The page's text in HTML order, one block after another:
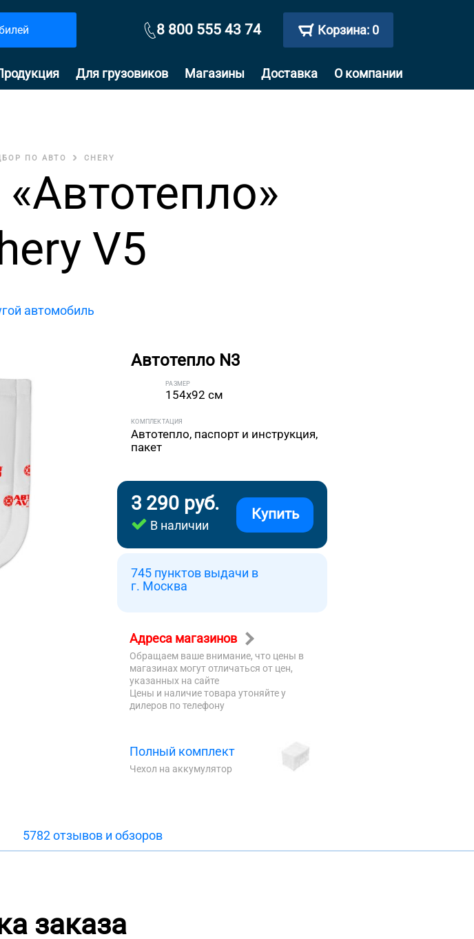
8 800 555 43 74 Корзина: 0
Для грузовиков Магазины Доставка О компании
ПО АВТО CHERY
V5
автомобиль
Автотепло N3
РАЗМЕР
154x92 см
КОМПЛЕКТАЦИЯ
Автотепло, паспорт и инструкция,
пакет
3 290 руб.
В наличии
Купить
745 пунктов выдачи в
г. Москва
Адреса магазинов
Обращаем ваше внимание, что цены в
магазинах могут отличаться от цен,
указанных на сайте
Цены и наличие товара утоняйте у
дилеров по телефону
Полный комплект
Чехол на аккумулятор
5782 отзывов и обзоров
заказа